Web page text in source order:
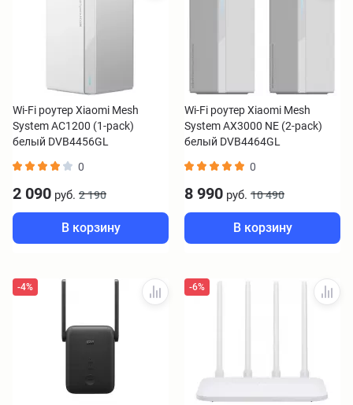
Wi-Fi роутер Xiaomi Mesh
System AC1200 (1-pack)
белый DVB4456GL
0
2 090 руб. 2 190
В корзину
Wi-Fi роутер Xiaomi Mesh
System AX3000 NE (2-pack)
белый DVB4464GL
0
8 990 руб. 10 490
В корзину
-4% -6%